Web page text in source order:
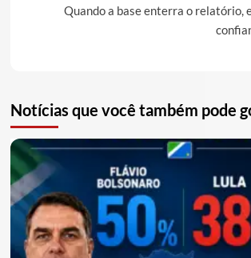
Quando a base enterra o relatório,
Notícias que você também pode